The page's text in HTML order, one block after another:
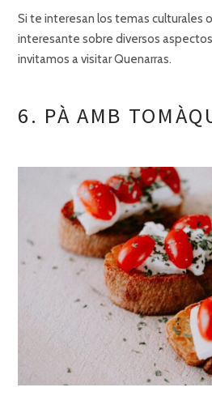
Si te interesan los temas culturales
interesante sobre diversos
invitamos a visitarQuenarras.
6. PÀ AMB